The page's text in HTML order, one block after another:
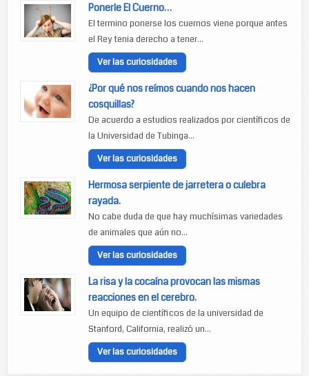
Ponerle El Cuerno…
El termino ponerse los cuernos viene porque antes
el Rey tenia derecho a tener...
Ver las curiosidades
¿Por qué nos reímos cuando nos hacen
cosquillas?
De acuerdo a estudios realizados por científicos de
la Universidad de Tubinga...
Ver las curiosidades
Hermosa serpiente de jarretera o culebra
rayada.
No cabe duda de que hay muchísimas variedades
de animales que aún no...
Ver las curiosidades
La risa y la cocaína provocan las mismas
reacciones en el cerebro.
Un equipo de científicos de la universidad de
Stanford, California, realizó un...
Ver las curiosidades